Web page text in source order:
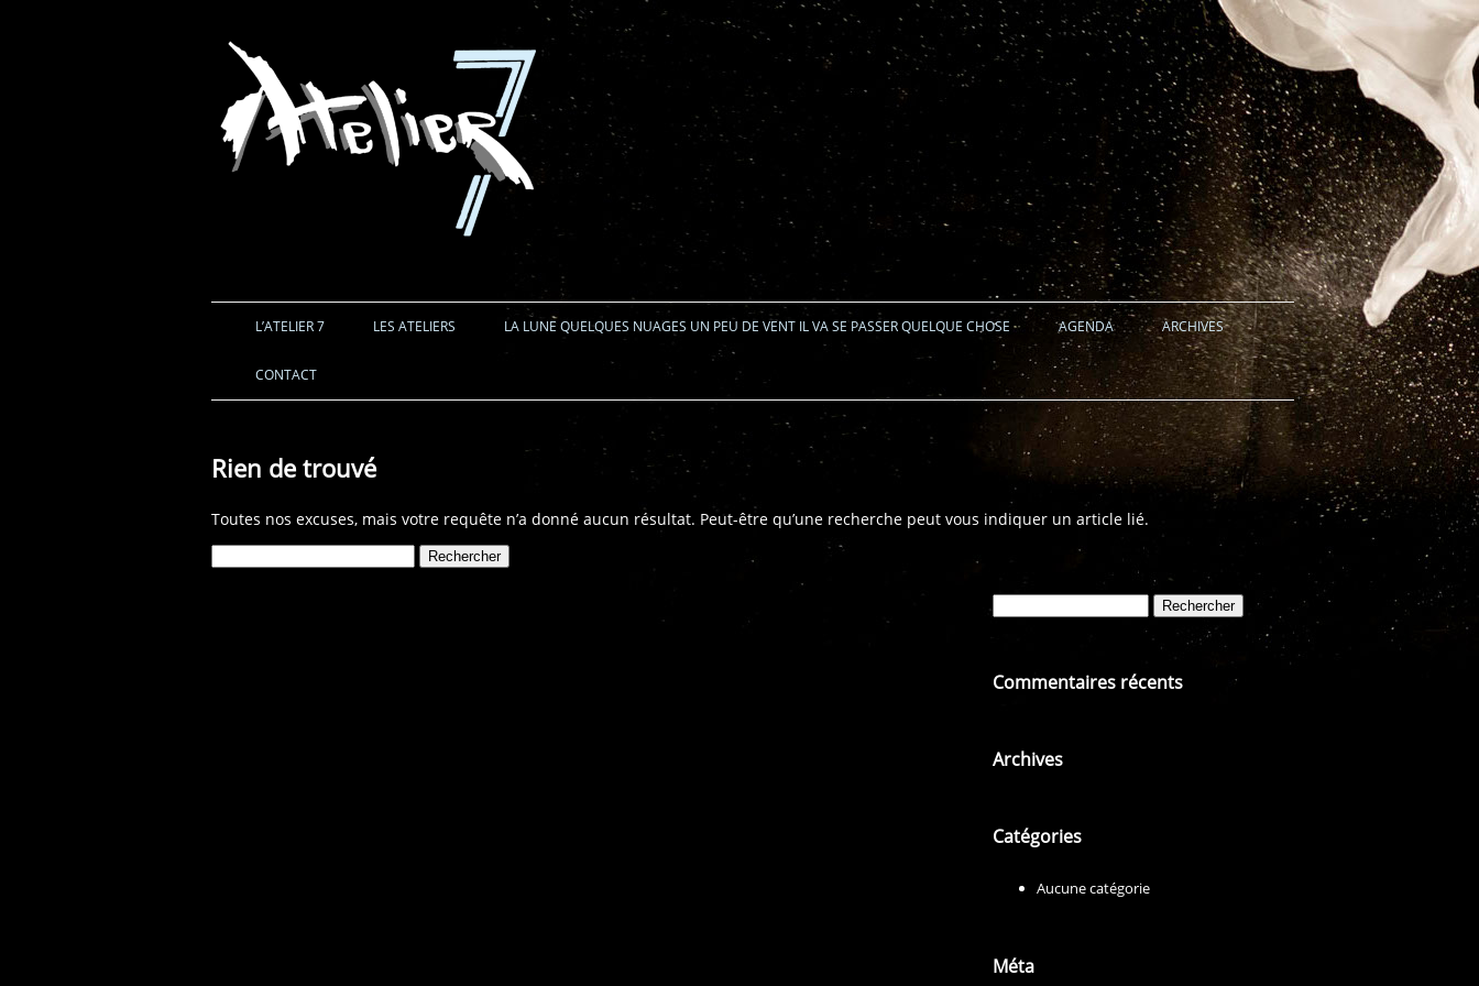
Aller au contenu
L’ATELIER 7 LES ATELIERS LA LUNE QUELQUES NUAGES UN PEU DE VENT IL VA SE PASSER QUELQUE CHOSE AGENDA ARCHIVES
CONTACT
Rien de trouvé
Toutes nos excuses, mais votre requête n’a donné aucun résultat. Peut-être qu’une recherche peut vous indiquer un article lié.
Commentaires récents
Archives
Catégories
Aucune catégorie
Méta